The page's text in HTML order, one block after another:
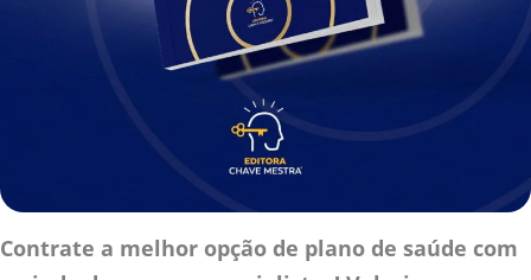
Contrate a melhor opção de plano de saúde com